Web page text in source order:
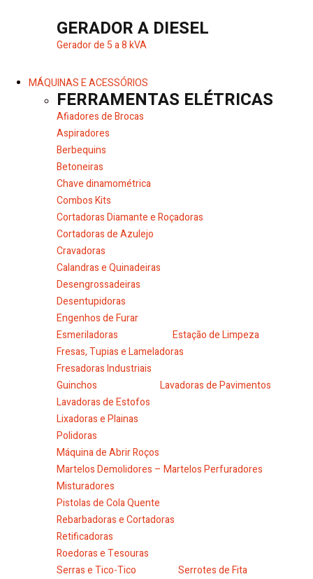
GERADOR A DIESEL
Gerador de 5 a 8 kVA
MÁQUINAS E ACESSÓRIOS
FERRAMENTAS ELÉTRICAS
Afiadores de Brocas
Aspiradores
Berbequins
Betoneiras
Chave dinamométrica
Combos Kits
Cortadoras Diamante e Roçadoras
Cortadoras de Azulejo
Cravadoras
Calandras e Quinadeiras
Desengrossadeiras
Desentupidoras
Engenhos de Furar
Esmeriladoras
Estação de Limpeza
Fresas, Tupias e Lameladoras
Fresadoras Industriais
Guinchos
Lavadoras de Pavimentos
Lavadoras de Estofos
Lixadoras e Plainas
Polidoras
Máquina de Abrir Roços
Martelos Demolidores – Martelos Perfuradores
Misturadores
Pistolas de Cola Quente
Rebarbadoras e Cortadoras
Retificadoras
Roedoras e Tesouras
Serras e Tico-Tico
Serrotes de Fita